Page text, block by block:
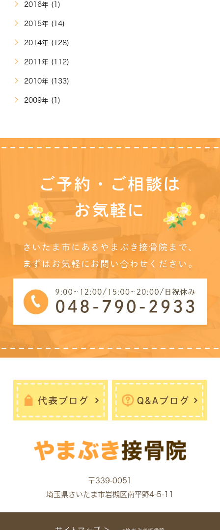
2016年 (1)
2015年 (14)
2014年 (128)
2011年 (112)
2010年 (133)
2009年 (1)
ご予約・ご相談は
お気軽に
さいたま市にあるやまぶき接骨院まで、
まずはお気軽にお問い合わせください。
〒339-0051
埼玉県さいたま市岩槻区南平野4-5-11